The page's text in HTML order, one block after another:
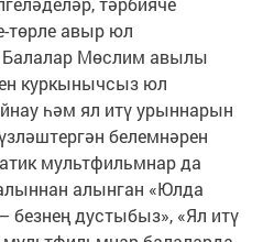
төрле авыр юл
Балалар Мөслим авылы
куркынычсыз юл
һәм ял итү урыннарын
белемнәрен
мультфильмнар да
алынган «Юлда
безнең дустыбыз», «Ял итү